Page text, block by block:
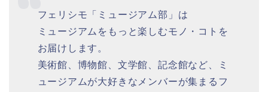
フェリシモ「ミュージアム部」は
ミュージアムをもっと楽しむモノ・コトを
お届けします。
美術館、博物館、文学館、記念館など、ミ
ュージアムが大好きなメンバーが集まるフ